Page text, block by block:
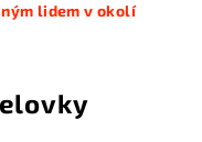
lidem v okolí